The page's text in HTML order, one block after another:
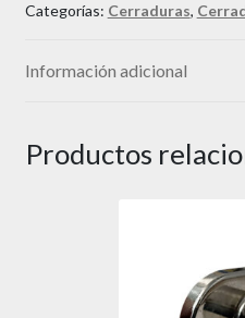
Categorías: Cerraduras,
Información adicional
Productos